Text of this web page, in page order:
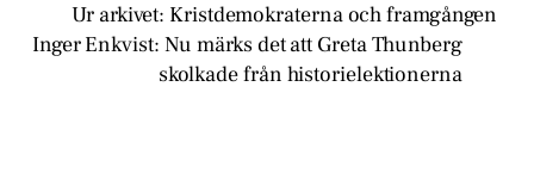
Ur arkivet: Kristdemokraterna och framgången
Inger Enkvist: Nu märks det att Greta Thunberg
skolkade från historielektionerna